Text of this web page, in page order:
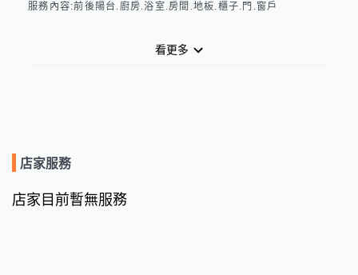
服務內容:前後陽台.廚房.浴室.房間.地板.櫃子.門.窗戶
看更多
店家服務
店家目前暫無服務